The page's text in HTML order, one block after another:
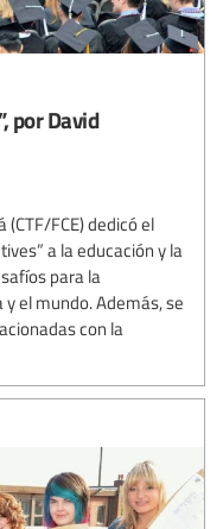
por David
FCE) dedicó el
a la educación y la
para la
el mundo. Además, se
con la